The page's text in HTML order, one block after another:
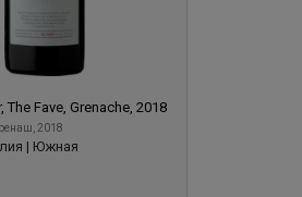
и Каберне. Общее
The Fave, Grenache, 2018
2018
| Южная